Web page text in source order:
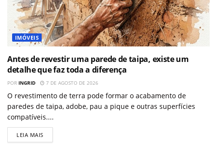
IMÓVEIS
Antes de revestir uma parede de taipa, existe um
detalhe que faz toda a diferença
POR INGRID 7 DE AGOSTO DE 2026
O revestimento de terra pode formar o acabamento de
paredes de taipa, adobe, pau a pique e outras superfícies
compatíveis....
LEIA MAIS